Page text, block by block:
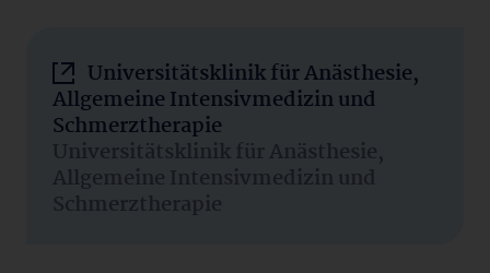
Universitätsklinik für Anästhesie,
Allgemeine Intensivmedizin und
Schmerztherapie
Universitätsklinik für Anästhesie,
Allgemeine Intensivmedizin und
Schmerztherapie